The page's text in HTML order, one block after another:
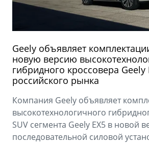
Geely объявляет
новую версию
гибридного кроссовера Geely
российского рынка
Компания Geely объявляет
высокотехнологичного
SUV сегмента Geely EX5 в новой
последовательной силовой